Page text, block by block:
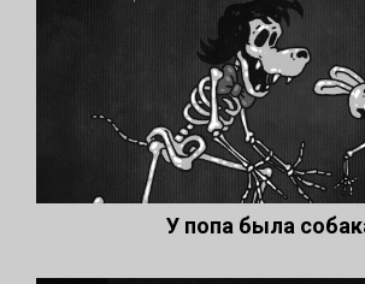
У попа была